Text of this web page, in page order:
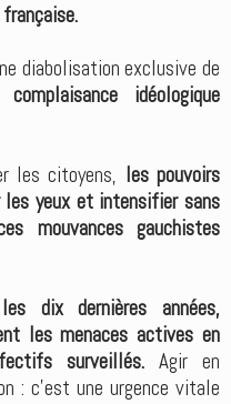
diabolisation exclusive de
complaisance idéologique
les citoyens, les pouvoirs
yeux et intensifier sans
mouvances gauchistes
dix dernières années,
les menaces actives en
surveillés. Agir en
: c’est une urgence vitale